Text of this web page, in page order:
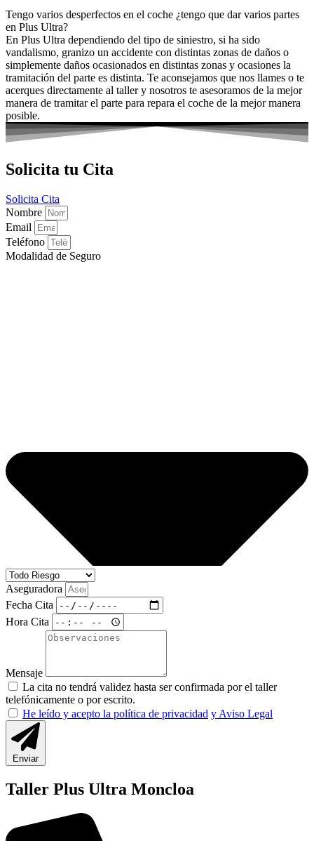
Tengo varios desperfectos en el coche ¿tengo que dar varios partes
en Plus Ultra?
En Plus Ultra dependiendo del tipo de siniestro, si ha sido
vandalismo, granizo un accidente con distintas zonas de daños o
simplemente daños ocasionados en distintas zonas y ocasiones la
tramitación del parte es distinta. Te aconsejamos que nos llames o te
acerques directamente al taller y nosotros te asesoramos de la mejor
manera de tramitar el parte para repara el coche de la mejor manera
posible.
Solicita tu Cita
Solicita Cita
Nombre
Email
Teléfono
Modalidad de Seguro
Aseguradora
Fecha Cita
Hora Cita
Mensaje
La cita no tendrá validez hasta ser confirmada por el taller
telefónicamente o por escrito.
He leído y acepto la política de privacidad y Aviso Legal
Enviar
Taller Plus Ultra Moncloa